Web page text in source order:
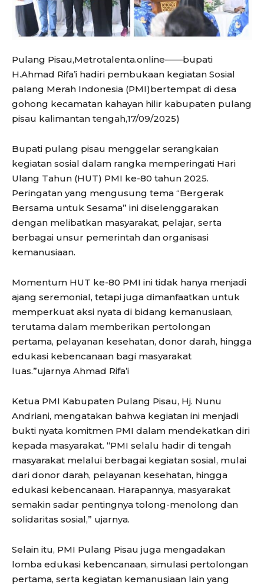
Pulang Pisau,Metrotalenta.online——bupati
H.Ahmad Rifa’i hadiri pembukaan kegiatan Sosial
palang Merah Indonesia (PMI)bertempat di desa
gohong kecamatan kahayan hilir kabupaten pulang
pisau kalimantan tengah,17/09/2025)
Bupati pulang pisau menggelar serangkaian
kegiatan sosial dalam rangka memperingati Hari
Ulang Tahun (HUT) PMI ke-80 tahun 2025.
Peringatan yang mengusung tema “Bergerak
Bersama untuk Sesama” ini diselenggarakan
dengan melibatkan masyarakat, pelajar, serta
berbagai unsur pemerintah dan organisasi
kemanusiaan.
Momentum HUT ke-80 PMI ini tidak hanya menjadi
ajang seremonial, tetapi juga dimanfaatkan untuk
memperkuat aksi nyata di bidang kemanusiaan,
terutama dalam memberikan pertolongan
pertama, pelayanan kesehatan, donor darah, hingga
edukasi kebencanaan bagi masyarakat
luas.”ujarnya Ahmad Rifa’i
Ketua PMI Kabupaten Pulang Pisau, Hj. Nunu
Andriani, mengatakan bahwa kegiatan ini menjadi
bukti nyata komitmen PMI dalam mendekatkan diri
kepada masyarakat. “PMI selalu hadir di tengah
masyarakat melalui berbagai kegiatan sosial, mulai
dari donor darah, pelayanan kesehatan, hingga
edukasi kebencanaan. Harapannya, masyarakat
semakin sadar pentingnya tolong-menolong dan
solidaritas sosial,” ujarnya.
Selain itu, PMI Pulang Pisau juga mengadakan
lomba edukasi kebencanaan, simulasi pertolongan
pertama, serta kegiatan kemanusiaan lain yang